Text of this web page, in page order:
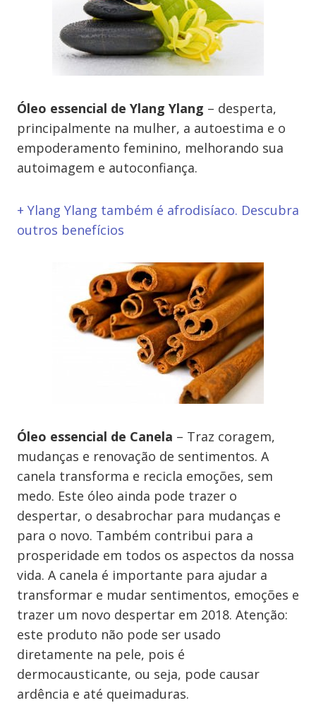
Óleo essencial de Ylang Ylang – desperta,
principalmente na mulher, a autoestima e o
empoderamento feminino, melhorando sua
autoimagem e autoconfiança.
+ Ylang Ylang também é afrodisíaco. Descubra
outros benefícios
Óleo essencial de Canela – Traz coragem,
mudanças e renovação de sentimentos. A
canela transforma e recicla emoções, sem
medo. Este óleo ainda pode trazer o
despertar, o desabrochar para mudanças e
para o novo. Também contribui para a
prosperidade em todos os aspectos da nossa
vida. A canela é importante para ajudar a
transformar e mudar sentimentos, emoções e
trazer um novo despertar em 2018. Atenção:
este produto não pode ser usado
diretamente na pele, pois é
dermocausticante, ou seja, pode causar
ardência e até queimaduras.